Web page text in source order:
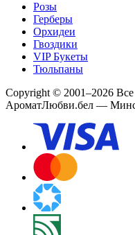
Розы
Герберы
Орхидеи
Гвоздики
VIP Букеты
Тюльпаны
Copyright © 2001–2026
АроматЛюбви.бел —